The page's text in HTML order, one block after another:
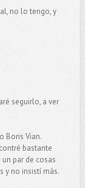
no lo tengo, y
seguirlo, a ver
Boris Vian.
bastante
par de cosas
y no insistí más.